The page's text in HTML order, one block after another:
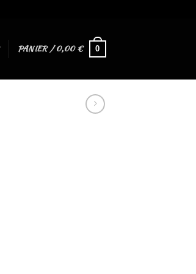
PANIER /0,00€ 0